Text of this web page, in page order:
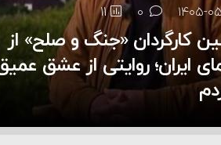
۰۵-۱۶
11
کارگردان «جنگ و صلح» از
ایران؛ روایتی از عشق
۰۵-۱۳ 0
44
نشانه گرسنگی نیست؛
نوزادمان را بفهمیم؟
۰۵-۱۲ 0
31
پدر می‌تواند بر سلامت نوزاد